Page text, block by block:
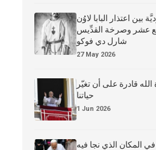
بين اعتذار البابا لاوُن
عشر وصرخة القدِّيس
شارل دي فوكو
27 May 2026
الله قادرة على أن تغيّر
حياتنا
1 Jun 2026
في المكان الذي نجا فيه